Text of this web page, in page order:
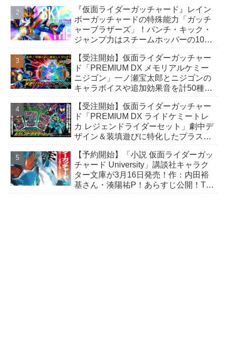
『仮面ライダーガッチャード』レイン
ボーガッチャードの特殊能力「ガッチ
ャーブラザーズ」！パンチ・キック・
ジャンプ力はスチームホッパーの10
【受注開始】仮面ライダーガッチャー
ド「PREMIUM DX メモリアルケミー
ニジゴン」一ノ瀬宝太郎とニジゴンの
キャラボイスや追加効果音を計50種以
【受注開始】仮面ライダーガッチャー
ド「PREMIUM DX ライドケミートレ
カ レジェンドライダーセット」劇中デ
ザイン＆装填遊びに特化したプラスチ
も！
【予約開始】「小説 仮面ライダーガッ
チャード University」講談社キャラク
ター文庫が3月16日発売！作：内田裕
基さん・湊陽祐P！あらすじ公開！TV